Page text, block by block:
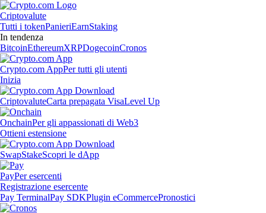
Criptovalute
Tutti i tokenPanieriEarnStaking
In tendenza
BitcoinEthereumXRPDogecoinCronos
Crypto.com AppPer tutti gli utenti
Inizia
CriptovaluteCarta prepagata VisaLevel Up
OnchainPer gli appassionati di Web3
Ottieni estensione
SwapStakeScopri le dApp
PayPer esercenti
Registrazione esercente
Pay TerminalPay SDKPlugin eCommercePronostici